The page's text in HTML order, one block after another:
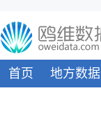
首页 地方数据